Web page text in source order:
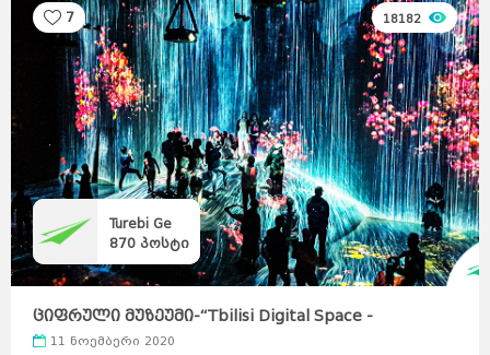
Turebi Ge
870 პოსტი
7 18182
ციფრული მუზეუმი-“Tbilisi Digital Space -
თბილისი ...
11 ნოემბერი 2020